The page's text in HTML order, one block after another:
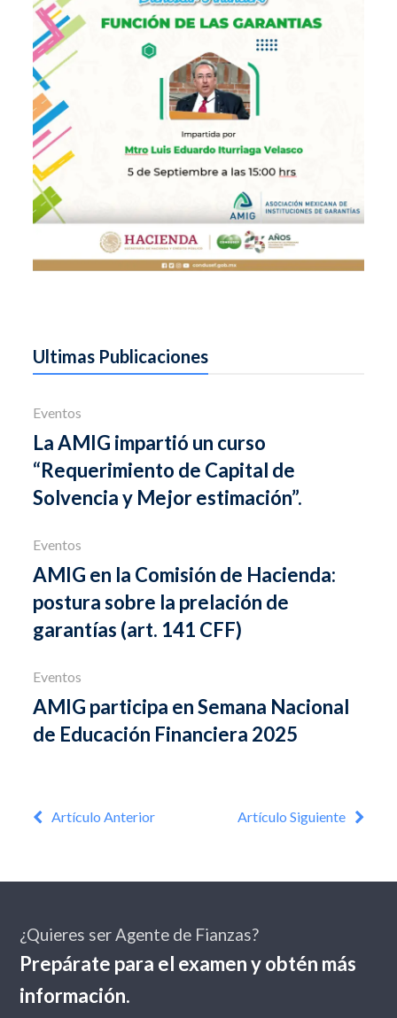
Ultimas Publicaciones
Eventos
La AMIG impartió un curso
“Requerimiento de Capital de
Solvencia y Mejor estimación”.
Eventos
AMIG en la Comisión de Hacienda:
postura sobre la prelación de
garantías (art. 141 CFF)
Eventos
AMIG participa en Semana Nacional
de Educación Financiera 2025
Artículo Anterior Artículo Siguiente
¿Quieres ser Agente de Fianzas?
Prepárate para el examen y obtén más
información.